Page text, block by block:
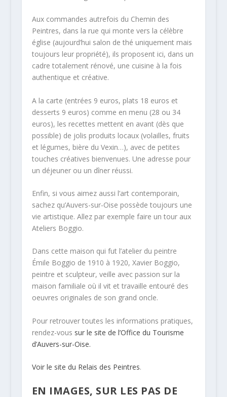
Aux commandes autrefois du Chemin des
Peintres, dans la rue qui monte vers la célèbre
église (aujourd’hui salon de thé uniquement mais
toujours leur propriété), ils proposent ici, dans un
cadre totalement rénové, une cuisine à la fois
authentique et créative.
A la carte (entrées 9 euros, plats 18 euros et
desserts 9 euros) comme en menu (28 ou 34
euros), les recettes mettent en avant (dès que
possible) de jolis produits locaux (volailles, fruits
et légumes, bière du Vexin…), avec de petites
touches créatives bienvenues. Une adresse pour
un déjeuner ou un dîner réussi.
Enfin, si vous aimez aussi l’art contemporain,
sachez qu’Auvers-sur-Oise possède toujours une
vie artistique. Allez par exemple faire un tour aux
Ateliers Boggio.
Dans cette maison qui fut l’atelier du peintre
Émile Boggio de 1910 à 1920, Xavier Boggio,
peintre et sculpteur, veille avec passion sur la
maison familiale où il vit et travaille entouré des
oeuvres originales de son grand oncle.
Pour retrouver toutes les informations pratiques,
rendez-vous sur le site de l’Office du Tourisme
d’Auvers-sur-Oise.
Voir le site du Relais des Peintres.
EN IMAGES, SUR LES PAS DE